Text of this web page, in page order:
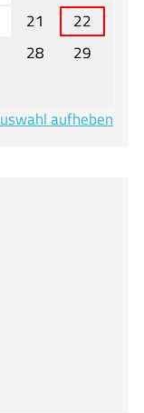
21
22
28
29
aufheben